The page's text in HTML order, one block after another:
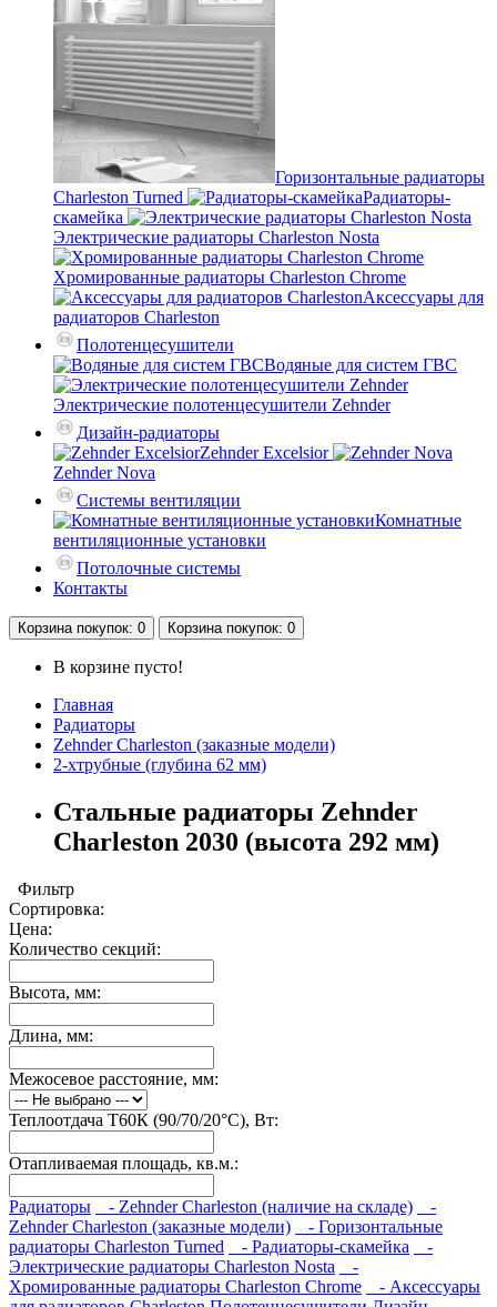
Горизонтальные радиаторы
Charleston Turned
Радиаторы-
скамейка
Электрические радиаторы Charleston Nosta
Хромированные радиаторы Charleston Chrome
Аксессуары для
радиаторов Charleston
Полотенцесушители
Водяные для систем ГВС
Электрические полотенцесушители Zehnder
Дизайн-радиаторы
Zehnder Excelsior
Zehnder Nova
Системы вентиляции
Комнатные
вентиляционные установки
Потолочные системы
Контакты
Корзинапокупок: 0 Корзинапокупок: 0
В корзине пусто!
Главная
Радиаторы
Zehnder Charleston (заказные модели)
2-хтрубные (глубина 62 мм)
Стальные радиаторы Zehnder
Charleston 2030 (высота 292 мм)
Фильтр
Сортировка:
Цена:
Количество секций:
Высота, мм:
Длина, мм:
Межосевое расстояние, мм:
Теплоотдача Т60К (90/70/20°C), Вт:
Отапливаемая площадь, кв.м.:
Радиаторы - Zehnder Charleston (наличие на складе)
-
Zehnder Charleston (заказные модели)
- Горизонтальные
радиаторы Charleston Turned
- Радиаторы-скамейка
-
Электрические радиаторы Charleston Nosta
-
Хромированные радиаторы Charleston Chrome
- Аксессуары